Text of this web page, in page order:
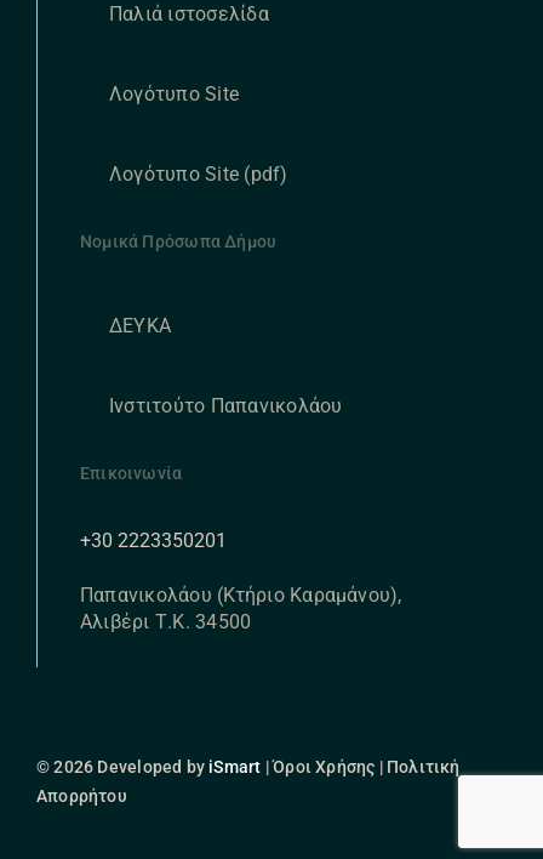
Παλιά ιστοσελίδα
Λογότυπο Site
Λογότυπο Site (pdf)
Νομικά Πρόσωπα Δήμου
ΔΕΥΚΑ
Ινστιτούτο Παπανικολάου
Επικοινωνία
+30 2223350201
Παπανικολάου (Κτήριο Καραμάνου),
Αλιβέρι Τ.Κ. 34500
© 2026 Developed by iSmart | Όροι Χρήσης | Πολιτική
Απορρήτου